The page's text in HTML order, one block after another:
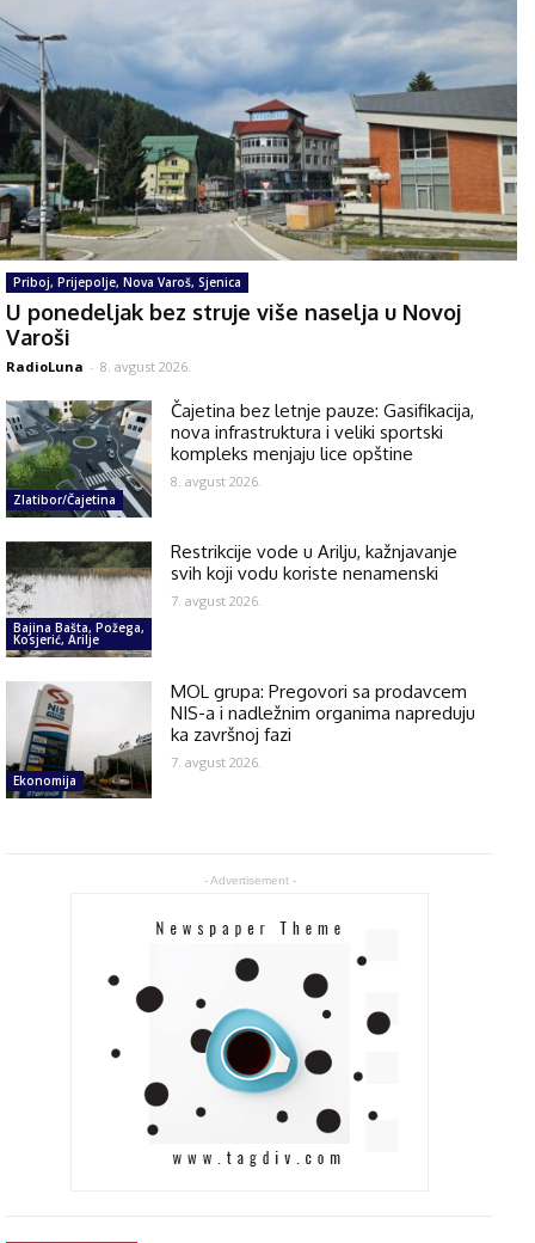
Priboj, Prijepolje, Nova Varoš, Sjenica
U ponedeljak bez struje više naselja u Novoj
Varoši
RadioLuna - 8. avgust 2026.
Zlatibor/Čajetina
Čajetina bez letnje pauze: Gasifikacija,
nova infrastruktura i veliki sportski
kompleks menjaju lice opštine
8. avgust 2026.
Bajina Bašta, Požega,
Kosjerić, Arilje
Restrikcije vode u Arilju, kažnjavanje
svih koji vodu koriste nenamenski
7. avgust 2026.
Ekonomija
MOL grupa: Pregovori sa prodavcem
NIS-a i nadležnim organima napreduju
ka završnoj fazi
7. avgust 2026.
- Advertisement -